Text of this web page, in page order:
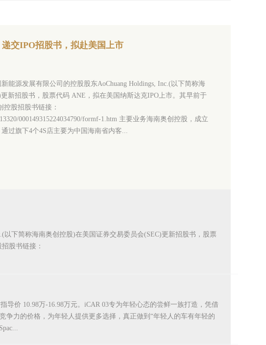
交IPO招股书，拟赴美国上市
能源发展有限公司的控股股东AoChuang Holdings, Inc.(以下简称海
新招股书，股票代码 ANE，拟在美国纳斯达克IPO上市。其早前于
控股招股书链接：
000149315224034790/formf-1.htm 主要业务海南奥创控股，成立
过旗下4个4S店主要为中国海南省内客...
以下简称海南奥创控股)在美国证券交易委员会(SEC)更新招股书，股票
股书链接：
导价 10.98万-16.98万元。iCAR 03专为年轻心态的尝鲜一族打造，凭借
力的价格，为年轻人提供更多选择，真正做到“年轻人的车有年轻的